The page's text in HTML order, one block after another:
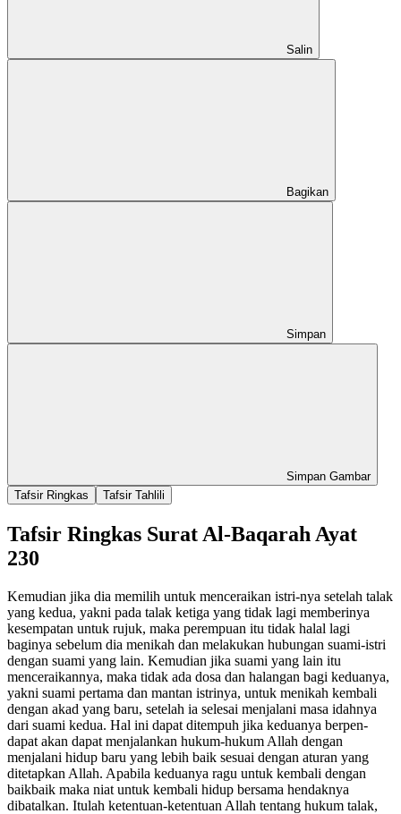
Salin
Bagikan
Simpan
Simpan Gambar
Tafsir Ringkas
Tafsir Tahlili
Tafsir Ringkas Surat Al-Baqarah Ayat
230
Kemudian jika dia memilih untuk menceraikan istri-nya setelah talak
yang kedua, yakni pada talak ketiga yang tidak lagi memberinya
kesempatan untuk rujuk, maka perempuan itu tidak halal lagi
baginya sebelum dia menikah dan melakukan hubungan suami-istri
dengan suami yang lain. Kemudian jika suami yang lain itu
menceraikannya, maka tidak ada dosa dan halangan bagi keduanya,
yakni suami pertama dan mantan istrinya, untuk menikah kembali
dengan akad yang baru, setelah ia selesai menjalani masa idahnya
dari suami kedua. Hal ini dapat ditempuh jika keduanya berpen-
dapat akan dapat menjalankan hukum-hukum Allah dengan
menjalani hidup baru yang lebih baik sesuai dengan aturan yang
ditetapkan Allah. Apabila keduanya ragu untuk kembali dengan
baikbaik maka niat untuk kembali hidup bersama hendaknya
dibatalkan. Itulah ketentuan-ketentuan Allah tentang hukum talak,